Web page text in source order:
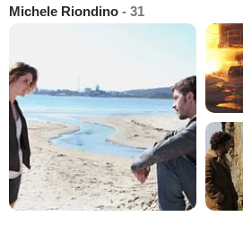
Michele Riondino - 31